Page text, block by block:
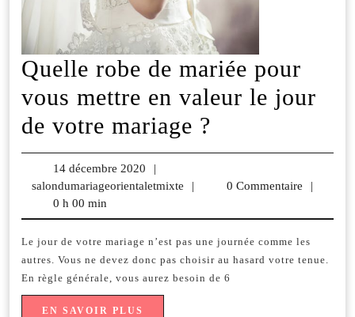
Quelle robe de mariée pour
vous mettre en valeur le jour
de votre mariage ?
robe
de
pour
vous
14 décembre 2020
14
décembre
|
salondumariageorientaletmixte
salondumariageorientaletmixte
| 0 Commentaire
|
0 h 00 min
Le jour de votre mariage n’est pas une journée comme les
autres. Vous ne devez donc pas choisir au hasard votre tenue.
En règle générale, vous aurez besoin de 6
EN SAVOIR PLUS